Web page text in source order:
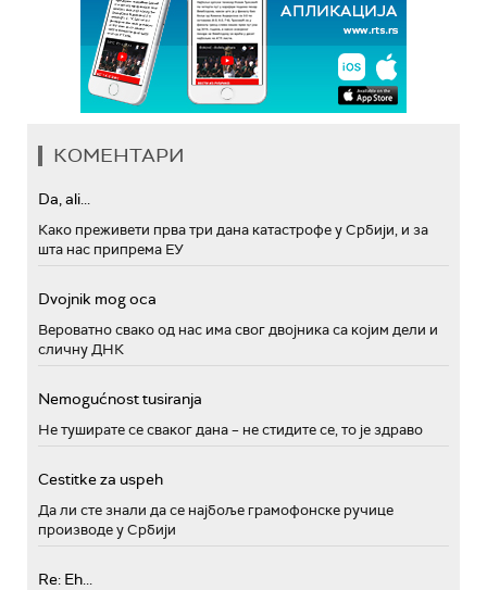
КОМЕНТАРИ
Da, ali...
Како преживети прва три дана катастрофе у Србији, и за
шта нас припрема ЕУ
Dvojnik mog oca
Вероватно свако од нас има свог двојника са којим дели и
сличну ДНК
Nemogućnost tusiranja
Не туширате се сваког дана – не стидите се, то је здраво
Cestitke za uspeh
Да ли сте знали да се најбоље грамофонске ручице
производе у Србији
Re: Eh...